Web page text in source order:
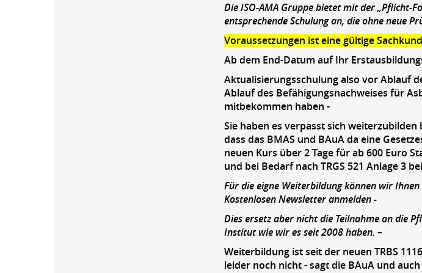
Die ISO-AMA Gruppe bietet mit der „Pflicht-
entsprechende Schulung an, die ohne neue
Voraussetzungen ist eine gültige
Ab dem End-Datum auf Ihr
Aktualisierungsschulung also vor Ablauf
Ablauf des Befähigungsnachweises für
mitbekommen haben -
Sie haben es verpasst sich
dass das BMAS und BAuA da eine
neuen Kurs über 2 Tage für ab 600 Euro
und bei Bedarf nach TRGS 521 Anlage 3
Für die eigne Weiterbildung können wir
Kostenlosen Newsletter anmelden -
Dies ersetz aber nicht die Teilnahme an die
Institut wie wir es seit 2008 haben. –
Weiterbildung ist seit der neuen TRBS
leider noch nicht - sagt die BAuA und